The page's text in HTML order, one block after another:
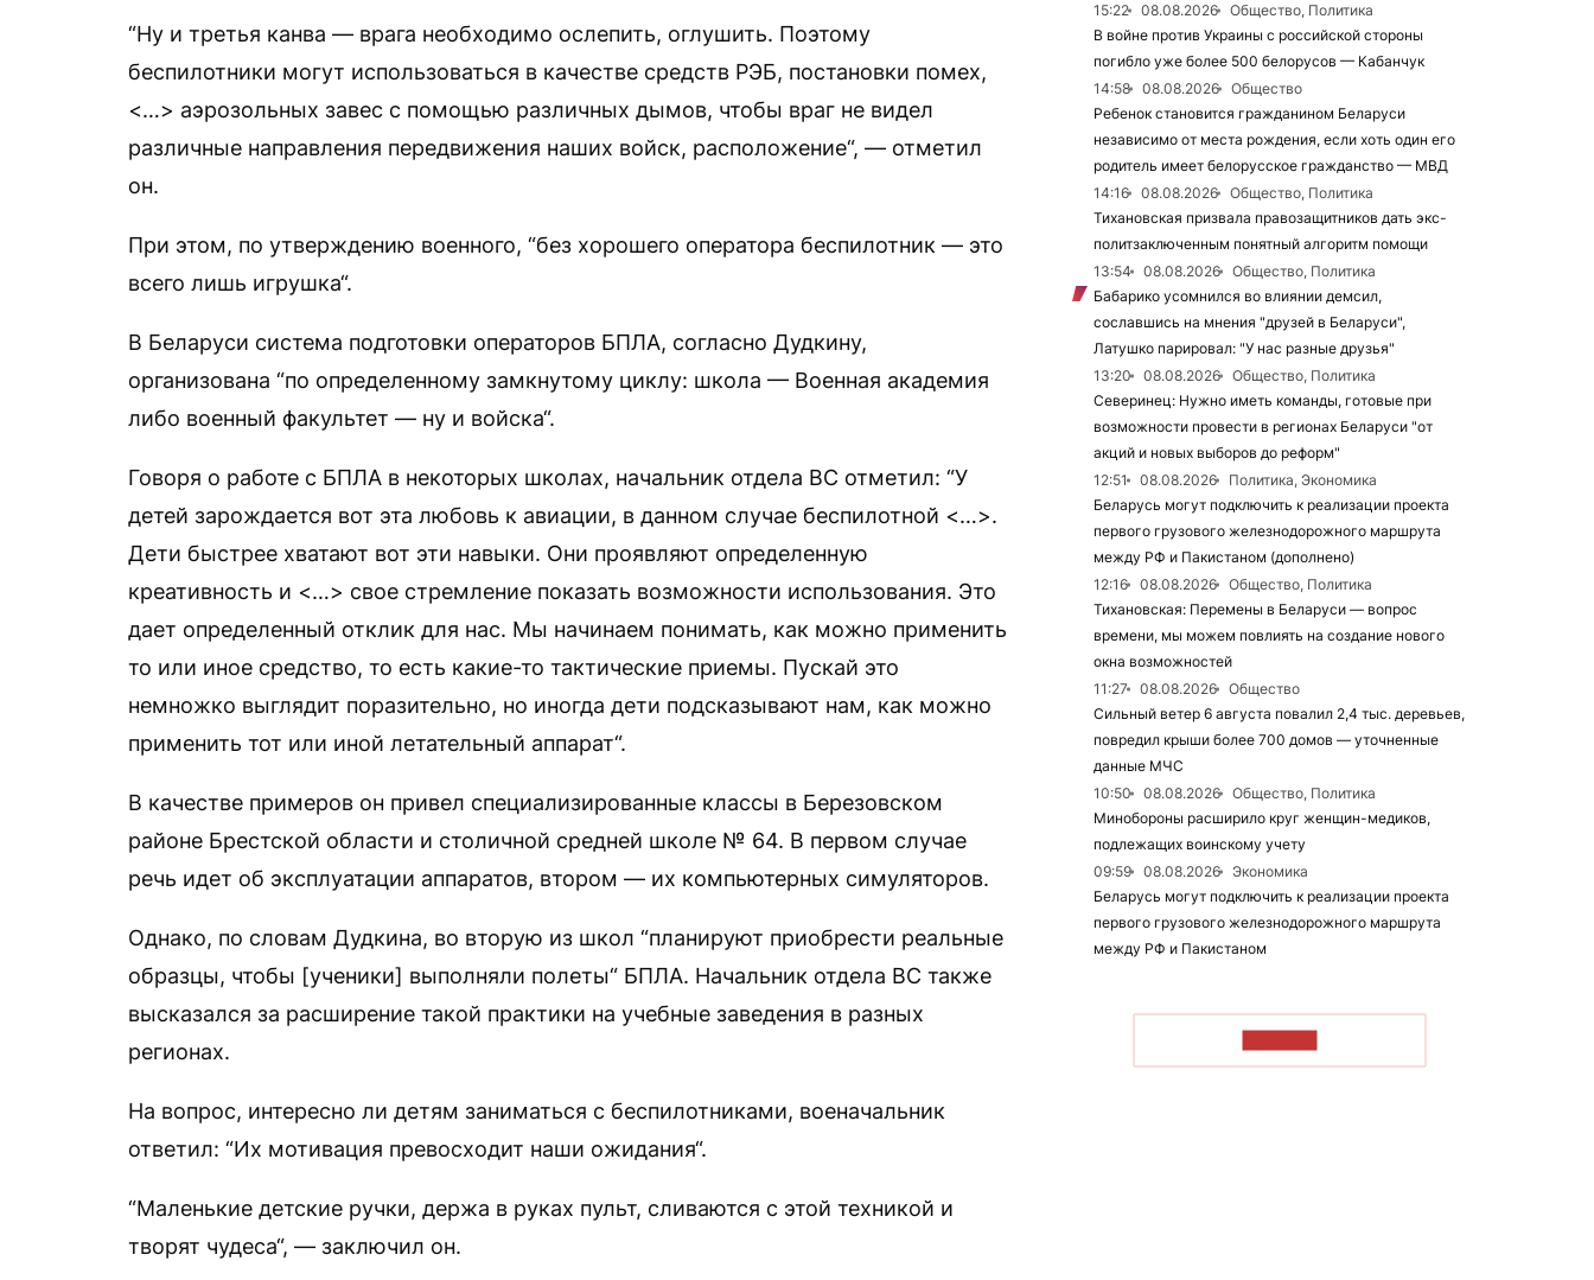
“Ну и третья канва — врага необходимо ослепить, оглушить. Поэтому
беспилотники могут использоваться в качестве средств РЭБ, постановки помех,
<…> аэрозольных завес с помощью различных дымов, чтобы враг не видел
различные направления передвижения наших войск, расположение“, — отметил
он.
При этом, по утверждению военного, “без хорошего оператора беспилотник — это
всего лишь игрушка“.
В Беларуси система подготовки операторов БПЛА, согласно Дудкину,
организована “по определенному замкнутому циклу: школа — Военная академия
либо военный факультет — ну и войска“.
Говоря о работе с БПЛА в некоторых школах, начальник отдела ВС отметил: “У
детей зарождается вот эта любовь к авиации, в данном случае беспилотной <…>.
Дети быстрее хватают вот эти навыки. Они проявляют определенную
креативность и <…> свое стремление показать возможности использования. Это
дает определенный отклик для нас. Мы начинаем понимать, как можно применить
то или иное средство, то есть какие-то тактические приемы. Пускай это
немножко выглядит поразительно, но иногда дети подсказывают нам, как можно
применить тот или иной летательный аппарат“.
В качестве примеров он привел специализированные классы в Березовском
районе Брестской области и столичной средней школе № 64. В первом случае
речь идет об эксплуатации аппаратов, втором — их компьютерных симуляторов.
Однако, по словам Дудкина, во вторую из школ “планируют приобрести реальные
образцы, чтобы [ученики] выполняли полеты“ БПЛА. Начальник отдела ВС также
высказался за расширение такой практики на учебные заведения в разных
регионах.
На вопрос, интересно ли детям заниматься с беспилотниками, военачальник
ответил: “Их мотивация превосходит наши ожидания“.
“Маленькие детские ручки, держа в руках пульт, сливаются с этой техникой и
творят чудеса“, — заключил он.
15:22
08.08.2026
Общество, Политика
В войне против Украины с российской стороны
погибло уже более 500 белорусов — Кабанчук
14:58
08.08.2026
Общество
Ребенок становится гражданином Беларуси
независимо от места рождения, если хоть один его
родитель имеет белорусское гражданство — МВД
14:16
08.08.2026
Общество, Политика
Тихановская призвала правозащитников дать экс-
политзаключенным понятный алгоритм помощи
13:54
08.08.2026
Общество, Политика
Бабарико усомнился во влиянии демсил,
сославшись на мнения "друзей в Беларуси",
Латушко парировал: "У нас разные друзья"
13:20
08.08.2026
Общество, Политика
Северинец: Нужно иметь команды, готовые при
возможности провести в регионах Беларуси "от
акций и новых выборов до реформ"
12:51
08.08.2026
Политика, Экономика
Беларусь могут подключить к реализации проекта
первого грузового железнодорожного маршрута
между РФ и Пакистаном (дополнено)
12:16
08.08.2026
Общество, Политика
Тихановская: Перемены в Беларуси — вопрос
времени, мы можем повлиять на создание нового
окна возможностей
11:27
08.08.2026
Общество
Сильный ветер 6 августа повалил 2,4 тыс. деревьев,
повредил крыши более 700 домов — уточненные
данные МЧС
10:50
08.08.2026
Общество, Политика
Минобороны расширило круг женщин-медиков,
подлежащих воинскому учету
09:59
08.08.2026
Экономика
Беларусь могут подключить к реализации проекта
первого грузового железнодорожного маршрута
между РФ и Пакистаном